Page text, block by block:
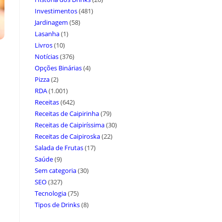
Investimentos(481)
Jardinagem (58)
Lasanha(1)
Livros(10)
Notícias(376)
Opções Binárias(4)
Pizza(2)
RDA(1.001)
Receitas(642)
Receitas de Caipirinha(79)
Receitas de Caipiríssima(30)
Receitas de Caipiroska(22)
Salada de Frutas(17)
Saúde(9)
Sem categoria(30)
SEO(327)
Tecnologia(75)
Tipos de Drinks(8)